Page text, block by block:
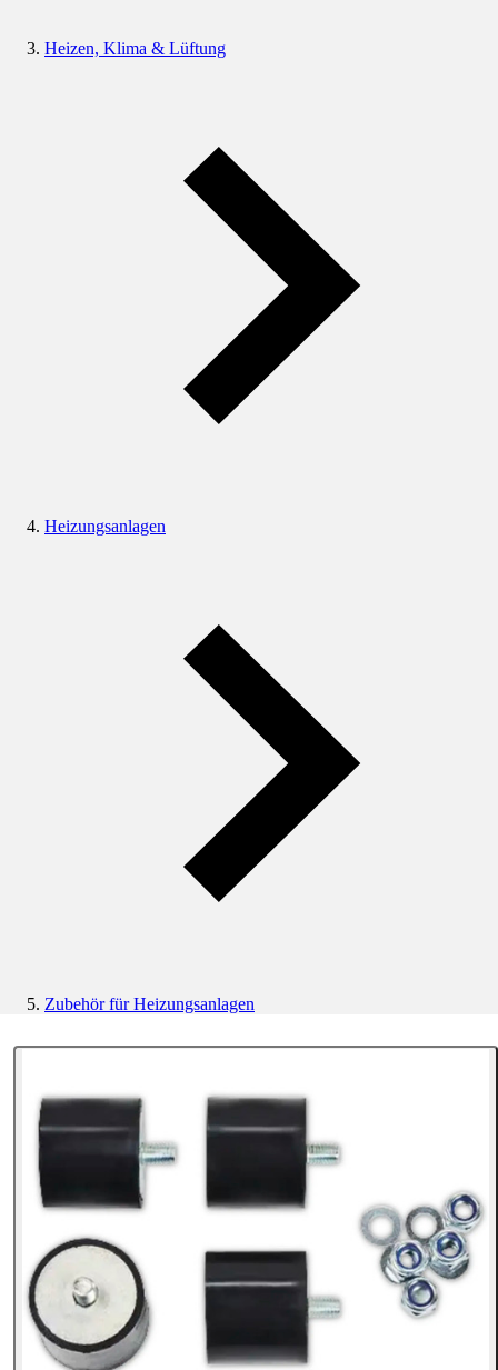
Heizen, Klima & Lüftung
Heizungsanlagen
Zubehör für Heizungsanlagen